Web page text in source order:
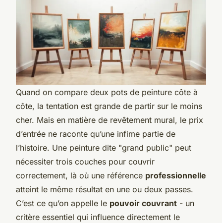
Quand on compare deux pots de peinture côte à
côte, la tentation est grande de partir sur le moins
cher. Mais en matière de revêtement mural, le prix
d’entrée ne raconte qu’une infime partie de
l’histoire. Une peinture dite "grand public" peut
nécessiter trois couches pour couvrir
correctement, là où une référence professionnelle
atteint le même résultat en une ou deux passes.
C’est ce qu’on appelle le pouvoir couvrant - un
critère essentiel qui influence directement le